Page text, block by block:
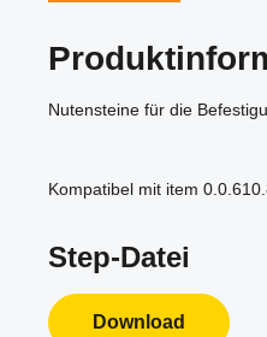
Nutensteine für die
Kompatibel mit item
Step-Datei
Download